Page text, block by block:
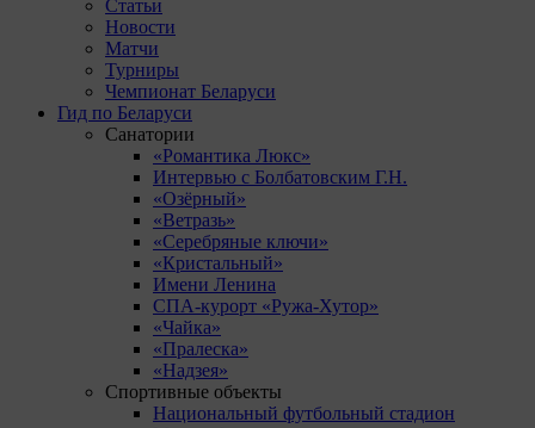
Статьи
Новости
Матчи
Турниры
Чемпионат Беларуси
Гид по Беларуси
Санатории
«Романтика Люкс»
Интервью с Болбатовским Г.Н.
«Озёрный»
«Ветразь»
«Серебряные ключи»
«Кристальный»
Имени Ленина
СПА-курорт «Ружа-Хутор»
«Чайка»
«Пралеска»
«Надзея»
Спортивные объекты
Национальный футбольный стадион